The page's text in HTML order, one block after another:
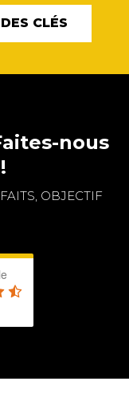
CLÉS
nous
OBJECTIF